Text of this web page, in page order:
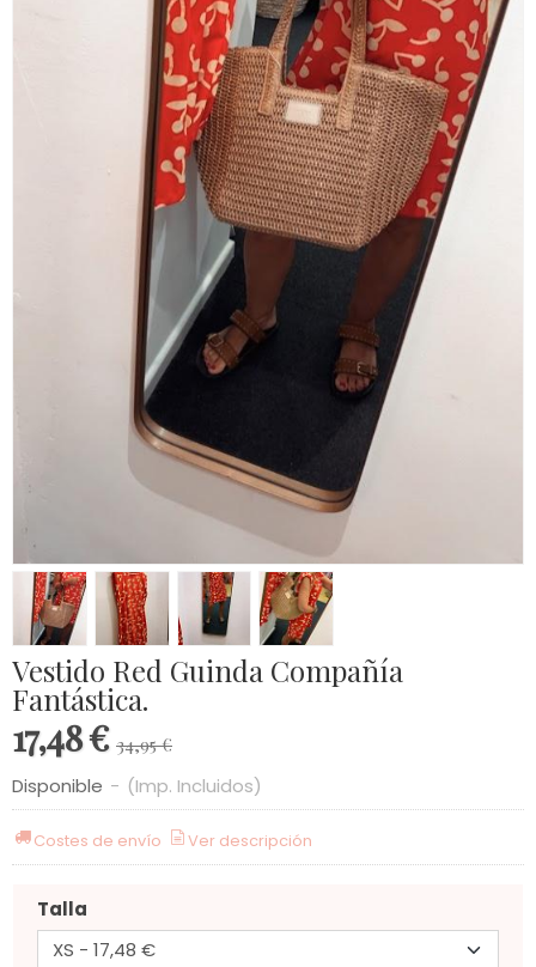
Vestido Red Guinda Compañía
Fantástica.
17,48 € 34,95 €
Disponible - (Imp. Incluidos)
Costes de envío Ver descripción
Talla